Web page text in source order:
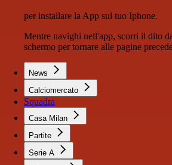
per installare la App sul tuo Iphone.
Mentre navighi nell'app, scorri il dito
schermo per tornare alle pagine
News
Calciomercato
Squadra
Casa Milan
Partite
Serie A